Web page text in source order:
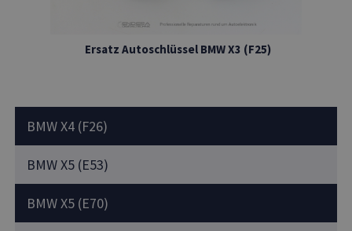
Ersatz Autoschlüssel BMW X3 (F25)
BMW X4 (F26)
BMW X5 (E53)
BMW X5 (E70)